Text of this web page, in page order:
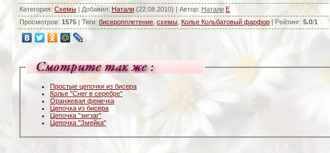
Категория: Схемы Добавил: Натали (22.08.2010) | Автор: Натали E
Просмотров: 1575 Теги: бисеропплетение схемы Колье Кольбатовый фарфор Рейтинг: 5.0/1
Простые цепочки из бисера
Колье "Снег в серебре"
Оранжевая фенечка
Цепочка из бисера
Цепочка "зигзаг"
Цепочка "Змейка"